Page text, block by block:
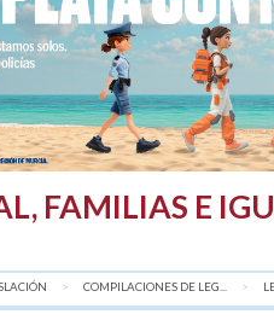
FAMILIAS E
COMPILACIONES DE LEG...